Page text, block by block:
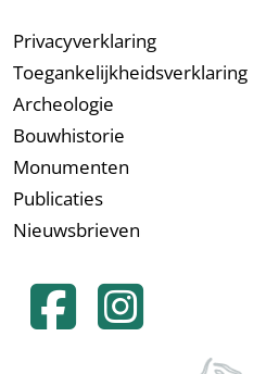
Privacyverklaring
Toegankelijkheidsverklaring
Archeologie
Bouwhistorie
Monumenten
Publicaties
Nieuwsbrieven